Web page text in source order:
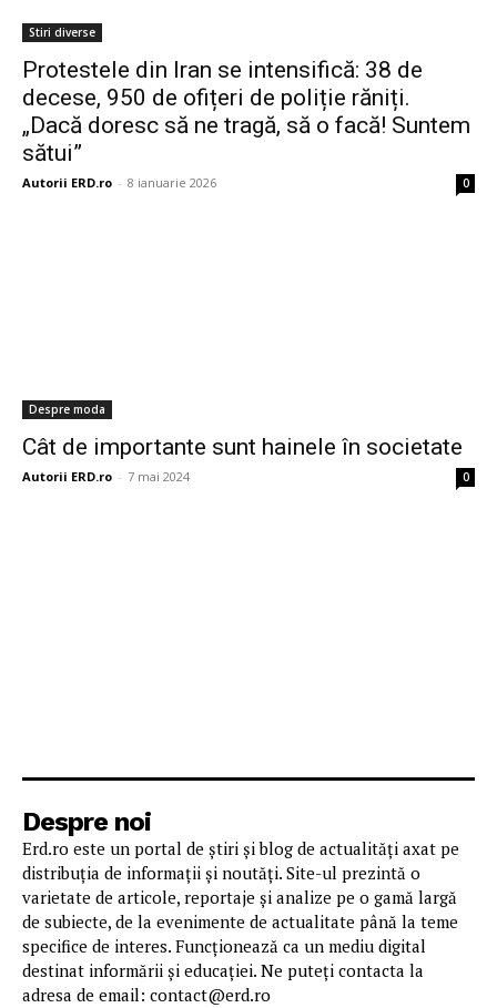
Stiri diverse
Protestele din Iran se intensifică: 38 de
decese, 950 de ofițeri de poliție răniți.
„Dacă doresc să ne tragă, să o facă! Suntem
sătui”
Autorii ERD.ro - 8 ianuarie 2026 0
Despre moda
Cât de importante sunt hainele în societate
Autorii ERD.ro - 7 mai 2024 0
Despre noi
Erd.ro este un portal de știri și blog de actualități axat pe
distribuția de informații și noutăți. Site-ul prezintă o
varietate de articole, reportaje și analize pe o gamă largă
de subiecte, de la evenimente de actualitate până la teme
specifice de interes. Funcționează ca un mediu digital
destinat informării și educației. Ne puteți contacta la
adresa de email: contact@erd.ro